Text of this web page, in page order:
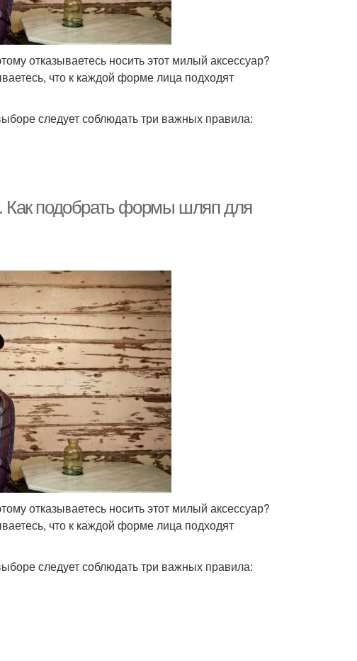
отказываетесь носить этот милый аксессуар?
что к каждой форме лица подходят
следует соблюдать три важных правила:
Как подобрать формы шляп для
отказываетесь носить этот милый аксессуар?
что к каждой форме лица подходят
следует соблюдать три важных правила: